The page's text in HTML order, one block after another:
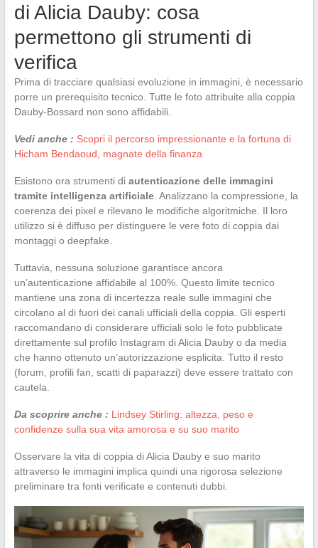
di Alicia Dauby: cosa
permettono gli strumenti di
verifica
Prima di tracciare qualsiasi evoluzione in immagini, è necessario
porre un prerequisito tecnico. Tutte le foto attribuite alla coppia
Dauby-Bossard non sono affidabili.
Vedi anche : Scopri il percorso impressionante e la fortuna di
Hicham Bendaoud, magnate della finanza
Esistono ora strumenti di autenticazione delle immagini
tramite intelligenza artificiale. Analizzano la compressione, la
coerenza dei pixel e rilevano le modifiche algoritmiche. Il loro
utilizzo si è diffuso per distinguere le vere foto di coppia dai
montaggi o deepfake.
Tuttavia, nessuna soluzione garantisce ancora
un’autenticazione affidabile al 100%. Questo limite tecnico
mantiene una zona di incertezza reale sulle immagini che
circolano al di fuori dei canali ufficiali della coppia. Gli esperti
raccomandano di considerare ufficiali solo le foto pubblicate
direttamente sul profilo Instagram di Alicia Dauby o da media
che hanno ottenuto un’autorizzazione esplicita. Tutto il resto
(forum, profili fan, scatti di paparazzi) deve essere trattato con
cautela.
Da scoprire anche : Lindsey Stirling: altezza, peso e
confidenze sulla sua vita amorosa e su suo marito
Osservare la vita di coppia di Alicia Dauby e suo marito
attraverso le immagini implica quindi una rigorosa selezione
preliminare tra fonti verificate e contenuti dubbi.